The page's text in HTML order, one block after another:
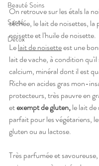
Beauté Soins
Santé
Détox
On retrouve sur les étals la
séchée, le lait de noisettes, la
noisette et l'huile de noisette.
Le lait de noisette est une
lait de vache, à condition
calcium, minéral dont il est
Riche en acides gras mon-
protecteurs, très pauvre en
et exempt de gluten, le lait
parfait pour les végétariens,
gluten ou au lactose.
Très parfumée et